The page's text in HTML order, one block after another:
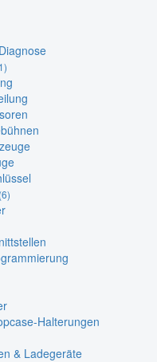
(6)
Halterungen
& Ladegeräte